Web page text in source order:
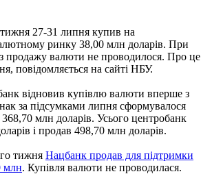
27-31 липня купив на
ринку 38,00 млн доларів. При
продажу валюти не проводилося. Про це
повідомляється на сайті НБУ.
відновив купівлю валюти вперше з
за підсумками липня сформувалося
млн доларів. Усього центробанк
і продав 498,70 млн доларів.
тижня Нацбанк продав для підтримки
млн. Купівля валюти не проводилася.